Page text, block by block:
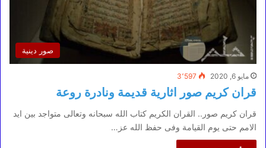
صور دينية
مايو 6, 2020 3٬597
قران كريم صور اثارية قديمة ونادرة روعة
قران كريم صور.. القران الكريم كتاب الله سبحانه وتعالى متواجد بين ايد
الامم حتى يوم القيامة وفى حفظ الله عز…